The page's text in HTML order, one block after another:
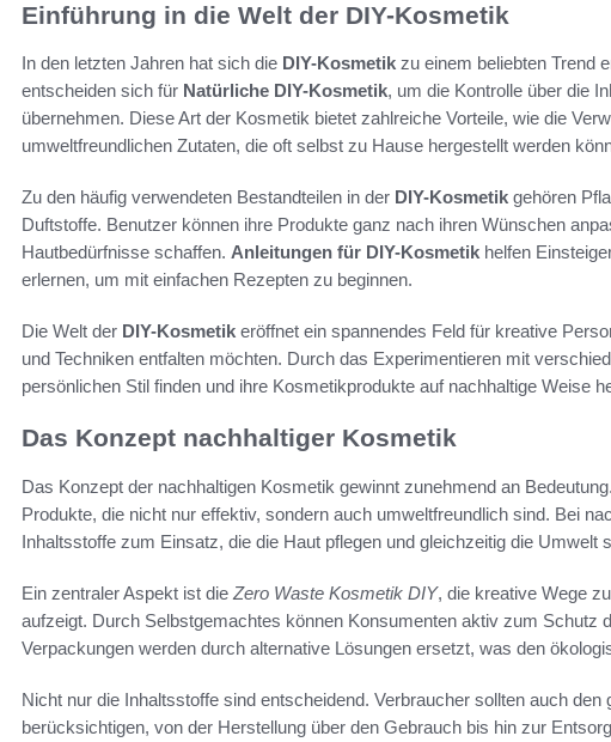
Einführung in die Welt der DIY-Kosmetik
In den letzten Jahren hat sich die DIY-Kosmetik zu einem beliebten Trend
entscheiden sich für Natürliche DIY-Kosmetik, um die Kontrolle über die
übernehmen. Diese Art der Kosmetik bietet zahlreiche Vorteile, wie die
umweltfreundlichen Zutaten, die oft selbst zu Hause hergestellt werden
Zu den häufig verwendeten Bestandteilen in der DIY-Kosmetik gehören
Duftstoffe. Benutzer können ihre Produkte ganz nach ihren Wünschen
Hautbedürfnisse schaffen. Anleitungen für DIY-Kosmetik helfen
erlernen, um mit einfachen Rezepten zu beginnen.
Die Welt der DIY-Kosmetik eröffnet ein spannendes Feld für kreative
und Techniken entfalten möchten. Durch das Experimentieren mit
persönlichen Stil finden und ihre Kosmetikprodukte auf nachhaltige Weise
Das Konzept nachhaltiger Kosmetik
Das Konzept der nachhaltigen Kosmetik gewinnt zunehmend an
Produkte, die nicht nur effektiv, sondern auch umweltfreundlich sind. Bei
Inhaltsstoffe zum Einsatz, die die Haut pflegen und gleichzeitig die Umwelt
Ein zentraler Aspekt ist die Zero Waste Kosmetik DIY, die kreative Wege
aufzeigt. Durch Selbstgemachtes können Konsumenten aktiv zum Schutz
Verpackungen werden durch alternative Lösungen ersetzt, was den
Nicht nur die Inhaltsstoffe sind entscheidend. Verbraucher sollten auch
berücksichtigen, von der Herstellung über den Gebrauch bis hin zur